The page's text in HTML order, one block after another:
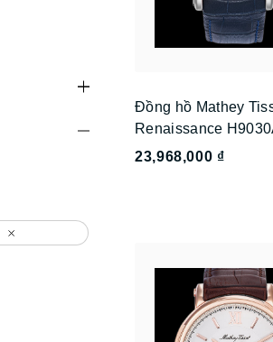
Đồng hồ Mathey
Renaissance
23,968,000 ₫